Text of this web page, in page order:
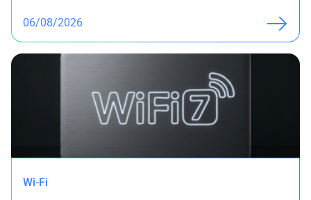
06/08/2026
Wi-Fi